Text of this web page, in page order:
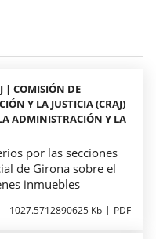
| COMISIÓN DE
Y LA JUSTICIA (CRAJ)
ADMINISTRACIÓN Y LA
por las secciones
de Girona sobre el
inmuebles
1027.5712890625 Kb PDF